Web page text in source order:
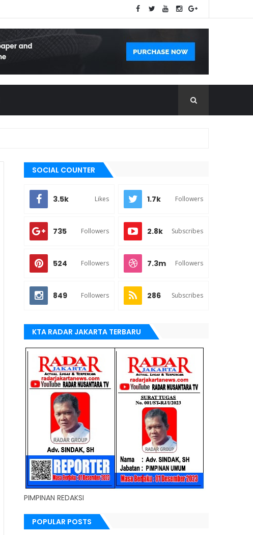
SOCIAL COUNTER
3.5k Likes 1.7k Followers
735 Followers 2.8k Subscribes
524 Followers 7.3m Followers
849 Followers 286 Subscribes
KTA RADAR JAKARTA TERBARU
PIMPINAN REDAKSI
POPULAR POSTS